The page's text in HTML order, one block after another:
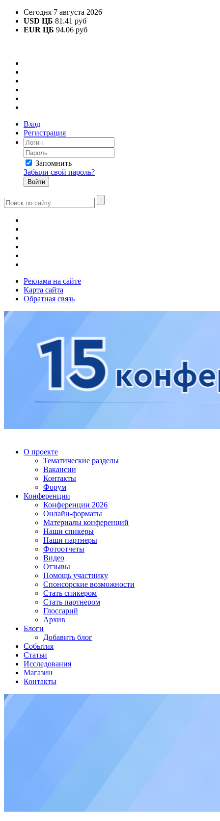
Сегодня 7 августа 2026
USD ЦБ 81.41 руб
EUR ЦБ 94.06 руб
Вход
Регистрация
Запомнить
Забыли свой пароль?
Реклама на сайте
Карта сайта
Обратная связь
О проекте
Тематические разделы
Вакансии
Контакты
Форум
Конференции
Конференции 2026
Онлайн-форматы
Материалы конференций
Наши спикеры
Наши партнеры
Фотоотчеты
Видео
Отзывы
Помощь участнику
Спонсорские возможности
Стать спикером
Стать партнером
Глоссарий
Архив
Блоги
Добавить блог
События
Статьи
Исследования
Магазин
Контакты